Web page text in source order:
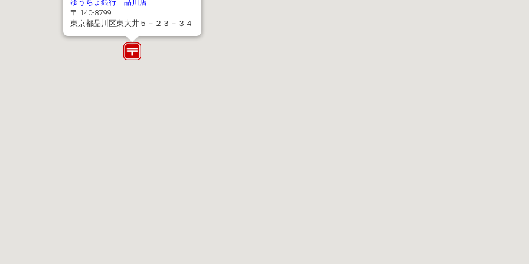
ゆうちょ銀行 品川店
〒 140-8799
東京都品川区東大井５－２３－３４